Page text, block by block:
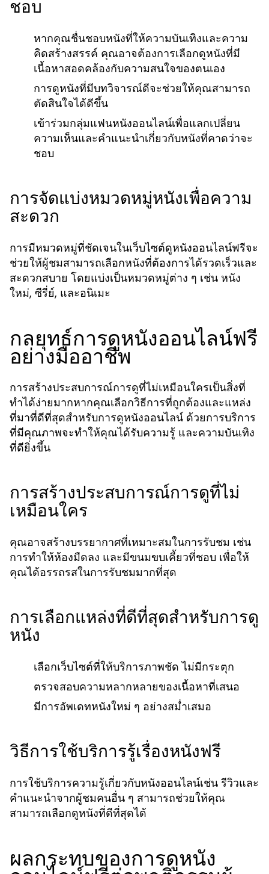
ชอบ
หากคุณชื่นชอบหนังที่ให้ความบันเทิงและความ
คิดสร้างสรรค์ คุณอาจต้องการเลือกดูหนังที่มี
เนื้อหาสอดคล้องกับความสนใจของตนเอง
การดูหนังที่มีบทวิจารณ์ดีจะช่วยให้คุณสามารถ
ตัดสินใจได้ดีขึ้น
เข้าร่วมกลุ่มแฟนหนังออนไลน์เพื่อแลกเปลี่ยน
ความเห็นและคำแนะนำเกี่ยวกับหนังที่คาดว่าจะ
ชอบ
การจัดแบ่งหมวดหมู่หนังเพื่อความ
สะดวก
การมีหมวดหมู่ที่ชัดเจนในเว็บไซต์ดูหนังออนไลน์ฟรีจะ
ช่วยให้ผู้ชมสามารถเลือกหนังที่ต้องการได้รวดเร็วและ
สะดวกสบาย โดยแบ่งเป็นหมวดหมู่ต่าง ๆ เช่น หนัง
ใหม่, ซีรี่ย์, และอนิเมะ
กลยุทธ์การดูหนังออนไลน์ฟรี
อย่างมืออาชีพ
การสร้างประสบการณ์การดูที่ไม่เหมือนใครเป็นสิ่งที่
ทำได้ง่ายมากหากคุณเลือกวิธีการที่ถูกต้องและแหล่ง
ที่มาที่ดีที่สุดสำหรับการดูหนังออนไลน์ ด้วยการบริการ
ที่มีคุณภาพจะทำให้คุณได้รับความรู้ และความบันเทิง
ที่ดียิ่งขึ้น
การสร้างประสบการณ์การดูที่ไม่
เหมือนใคร
คุณอาจสร้างบรรยากาศที่เหมาะสมในการรับชม เช่น
การทำให้ห้องมืดลง และมีขนมขบเคี้ยวที่ชอบ เพื่อให้
คุณได้อรรถรสในการรับชมมากที่สุด
การเลือกแหล่งที่ดีที่สุดสำหรับการดู
หนัง
เลือกเว็บไซต์ที่ให้บริการภาพชัด ไม่มีกระตุก
ตรวจสอบความหลากหลายของเนื้อหาที่เสนอ
มีการอัพเดทหนังใหม่ ๆ อย่างสม่ำเสมอ
วิธีการใช้บริการรู้เรื่องหนังฟรี
การใช้บริการความรู้เกี่ยวกับหนังออนไลน์เช่น รีวิวและ
คำแนะนำจากผู้ชมคนอื่น ๆ สามารถช่วยให้คุณ
สามารถเลือกดูหนังที่ดีที่สุดได้
ผลกระทบของการดูหนัง